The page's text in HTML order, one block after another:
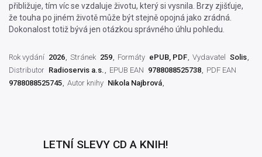
přibližuje, tím víc se vzdaluje životu, který si vysnila. Brzy zjišťuje,
že touha po jiném životě může být stejně opojná jako zrádná.
Dokonalost totiž bývá jen otázkou správného úhlu pohledu.
Rok vydání 2026 Stránek 259 Formáty ePUB, PDF Vydavatel Solis
Distributor Radioservis a.s. EPUB EAN 9788088525738
PDF EAN
9788088525745 Autor knihy Nikola Najbrová
LETNÍ SLEVY CD A KNIH!